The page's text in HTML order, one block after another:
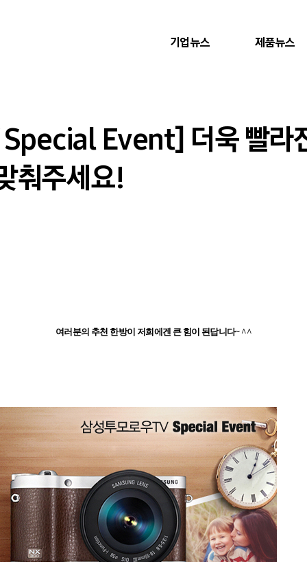
기업뉴스 제품뉴스
Event] 더욱 빨라
춰주세요!
여러분의 추천 한방이 저희에겐 큰 힘이 된답니다~ ^^